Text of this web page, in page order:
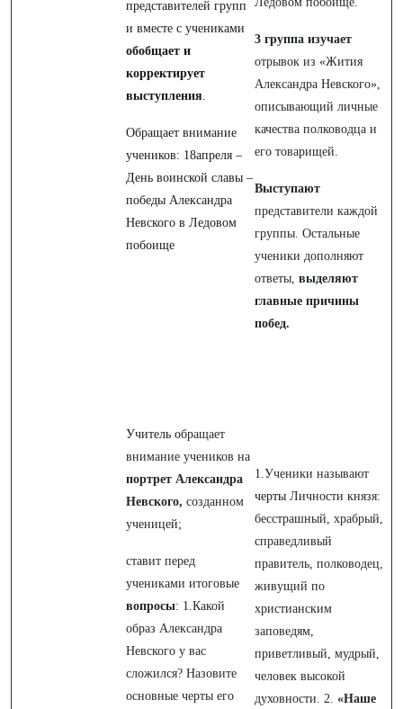
представителей групп
и вместе с учениками
обобщает и
корректирует
выступления.
Обращает внимание
учеников: 18апреля –
День воинской славы –
победы Александра
Невского в Ледовом
побоище
3 группа изучает
отрывок из «Жития
Александра Невского»,
описывающий личные
качества полководца и
его товарищей.
Выступают
представители каждой
группы. Остальные
ученики дополняют
ответы, выделяют
главные причины
побед.
Учитель обращает
внимание учеников на
портрет Александра
Невского, созданном
ученицей;
ставит перед
учениками итоговые
вопросы: 1.Какой
образ Александра
Невского у вас
сложился? Назовите
основные черты его
1.Ученики называют
черты Личности князя:
бесстрашный, храбрый,
справедливый
правитель, полководец,
живущий по
христианским
заповедям,
приветливый, мудрый,
человек высокой
духовности. 2. «Наше